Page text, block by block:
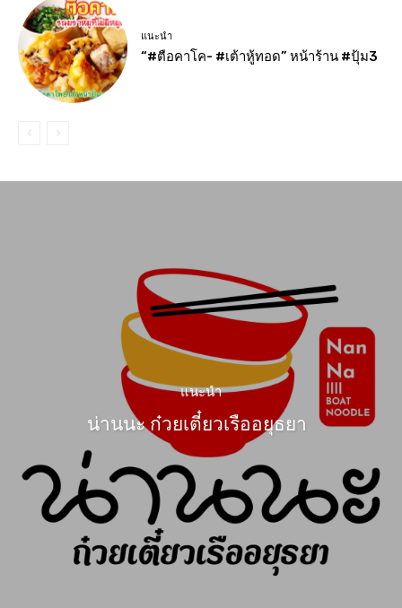
แนะนำ
“#ตือคาโค- #เต้าหู้ทอด” หน้าร้าน #ปุ้ม3
แนะนำ
น่านนะ ก๋วยเตี๋ยวเรืออยุธยา